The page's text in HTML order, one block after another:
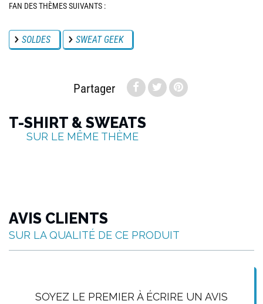
FAN DES THÈMES SUIVANTS :
SOLDES SWEAT GEEK
Partager
T-SHIRT & SWEATS
SUR LE MÊME THÈME
AVIS CLIENTS
SUR LA QUALITÉ DE CE PRODUIT
SOYEZ LE PREMIER À ÉCRIRE UN AVIS